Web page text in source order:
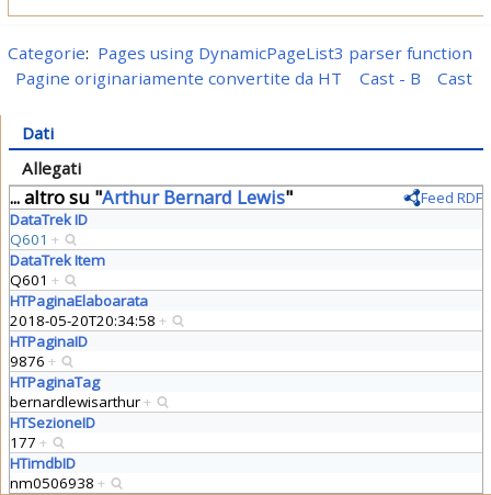
Categorie: Pages using DynamicPageList3 parser function
Pagine originariamente convertite da HT
Cast - B Cast
Dati
Allegati
... altro su "Arthur Bernard Lewis"
Feed RDF
DataTrek ID
Q601 +
DataTrek Item
Q601 +
HTPaginaElaboarata
2018-05-20T20:34:58 +
HTPaginaID
9876 +
HTPaginaTag
bernardlewisarthur+
HTSezioneID
177 +
HTimdbID
nm0506938 +